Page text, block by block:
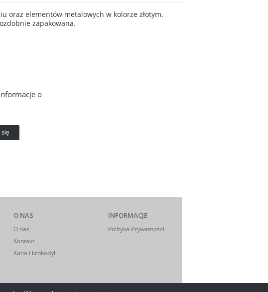
oraz elementów metalowych w kolorze złotym.
zapakowana.
o
się
O NAS
O nas
Kontakt
Katia i krokodyl
INFORMACJE
Polityka Prywatności